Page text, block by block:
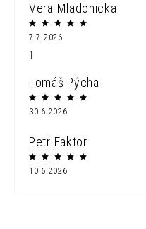
Vera Mladonicka
7.7.2026
1
Tomáš Pýcha
30.6.2026
Petr Faktor
10.6.2026